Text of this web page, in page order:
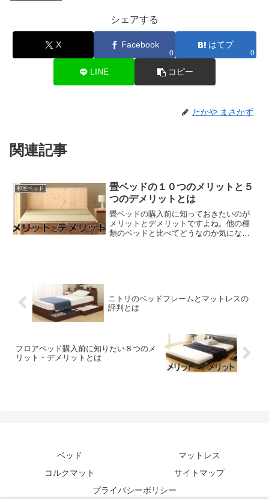
シェアする
X Facebook
0
はてブ
0
LINE コピー
たかや まさかず
関連記事
和室ベッド
畳ベッドの１０つのメリットと５
つのデメリットとは
畳ベッドの購入前に知っておきたいのが
メリットとデメリットですよね。他の種
類のベッドと比べてどうなのか気になる
ニトリのベッドフレームとマットレスの
評判とは
フロアベッド購入前に知りたい８つのメ
リット・デメリットとは
ベッド
マットレス
コルクマット
サイトマップ
プライバシーポリシー